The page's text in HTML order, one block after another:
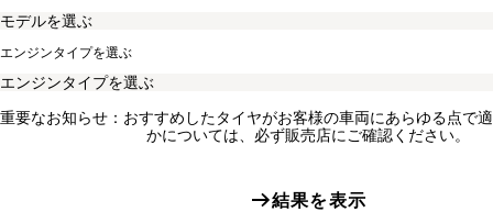
エンジンタイプを選ぶ
重要なお知らせ：おすすめしたタイヤがお客様の車両にあらゆる点で
かについては、必ず販売店にご確認ください。
結果を表示